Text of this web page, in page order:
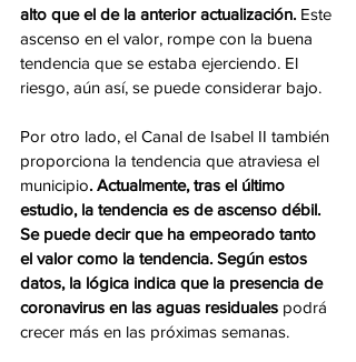
alto que el de la anterior actualización. Este
ascenso en el valor, rompe con la buena
tendencia que se estaba ejerciendo. El
riesgo, aún así, se puede considerar bajo.
Por otro lado, el Canal de Isabel II también
proporciona la tendencia que atraviesa el
municipio. Actualmente, tras el último
estudio, la tendencia es de ascenso débil.
Se puede decir que ha empeorado tanto
el valor como la tendencia. Según estos
datos, la lógica indica que la presencia de
coronavirus en las aguas residuales podrá
crecer más en las próximas semanas.